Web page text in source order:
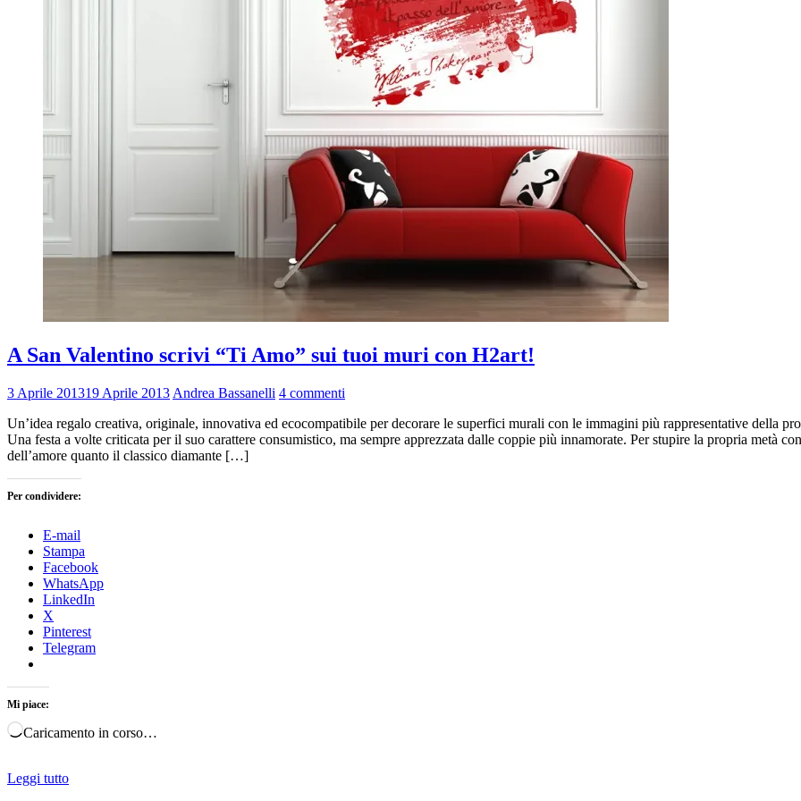
A San Valentino scrivi “Ti Amo” sui tuoi muri con H2art!
3 Aprile 201319 Aprile 2013 Andrea Bassanelli 4 commenti
Un’idea regalo creativa, originale, innovativa ed ecocompatibile per decorare le superfici murali con le immagini più rappresentative della
Una festa a volte criticata per il suo carattere consumistico, ma sempre apprezzata dalle coppie più innamorate. Per stupire la propria metà
dell’amore quanto il classico diamante […]
Per condividere:
E-mail
Stampa
Facebook
WhatsApp
LinkedIn
X
Pinterest
Telegram
Mi piace:
Caricamento in corso…
Leggi tutto